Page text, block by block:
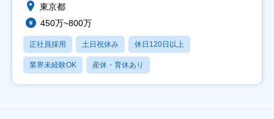
東京都
450万~800万
正社員採用 土日祝休み 休日120日以上
業界未経験OK 産休・育休あり